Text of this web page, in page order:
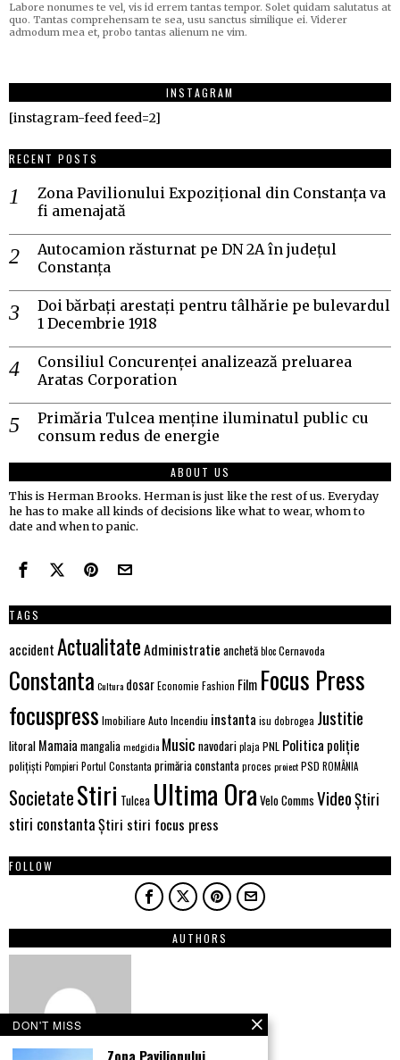
Labore nonumes te vel, vis id errem tantas tempor. Solet quidam salutatus at
quo. Tantas comprehensam te sea, usu sanctus similique ei. Viderer
admodum mea et, probo tantas alienum ne vim.
INSTAGRAM
[instagram-feed feed=2]
RECENT POSTS
Zona Pavilionului Expozițional din Constanța va
fi amenajată
Autocamion răsturnat pe DN 2A în județul
Constanța
Doi bărbați arestați pentru tâlhărie pe bulevardul
1 Decembrie 1918
Consiliul Concurenței analizează preluarea
Aratas Corporation
Primăria Tulcea menține iluminatul public cu
consum redus de energie
ABOUT US
This is Herman Brooks. Herman is just like the rest of us. Everyday
he has to make all kinds of decisions like what to wear, whom to
date and when to panic.
TAGS
accidentActualitateAdministratie anchetăblocCernavoda
Constanta Cultura dosarEconomie Fashion Film Focus Press
focuspress Imobiliare Auto Incendiu instanta isu dobrogea Justitie
litoral Mamaia mangaliamedgidia Music navodariplaja PNL Politica poliție
polițiști Pompieri Portul Constanta primăria constantaproces proiectPSD ROMÂNIA
SocietateStiri Tulcea Ultima Ora Velo Comms VideoȘtiri
stiri constantaȘtiri stiri focus press
FOLLOW
AUTHORS
DON'T MISS
Zona Pavilionului